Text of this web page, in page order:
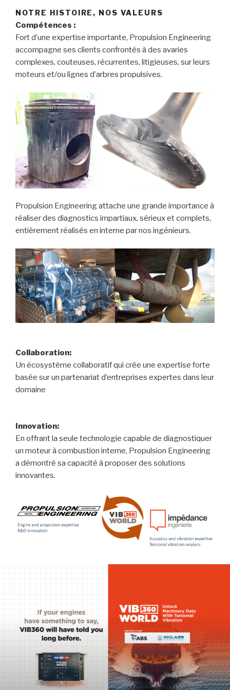
NOTRE HISTOIRE, NOS VALEURS
Compétences :
Fort d’une expertise importante, Propulsion Engineering
accompagne ses clients confrontés à des avaries
complexes, couteuses, récurrentes, litigieuses, sur leurs
moteurs et/ou lignes d’arbres propulsives.
Propulsion Engineering attache une grande importance à
réaliser des diagnostics impartiaux, sérieux et complets,
entièrement réalisés en interne par nos ingénieurs.
Collaboration:
Un écosystème collaboratif qui crée une expertise forte
basée sur un partenariat d’entreprises expertes dans leur
domaine
Innovation:
En offrant la seule technologie capable de diagnostiquer
un moteur à combustion interne, Propulsion Engineering
a démontré sa capacité à proposer des solutions
innovantes.